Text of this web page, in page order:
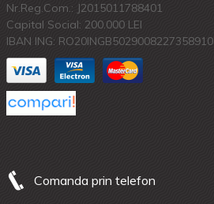
Nr.Reg.Com.: J2015011788401
Capital Social: 200.000 LEI
IBAN ING: RO20INGB5029008227358910
Comanda prin telefon